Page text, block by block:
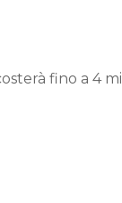
fino a 4